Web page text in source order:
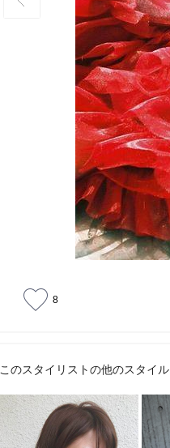
8
このスタイリストの他のスタイル